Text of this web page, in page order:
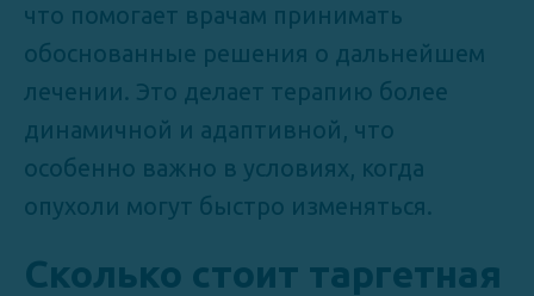
что помогает врачам принимать
обоснованные решения о дальнейшем
лечении. Это делает терапию более
динамичной и адаптивной, что
особенно важно в условиях, когда
опухоли могут быстро изменяться.
Сколько стоит таргетная